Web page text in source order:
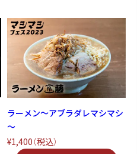
ラーメン～アブラダレマシマシ
～
¥1,400（税込）